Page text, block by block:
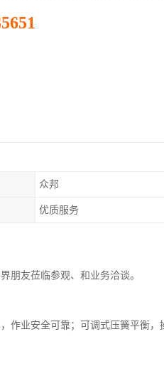
众邦
优质服务
朋友莅临参观、和业务洽谈。
作业安全可靠；可调式压簧平衡，